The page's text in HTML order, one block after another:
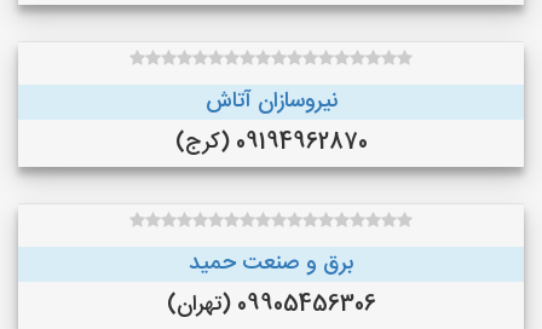
نیروسازان آتاش
09194962870 (کرج)
برق و صنعت حمید
09905456306 (تهران)